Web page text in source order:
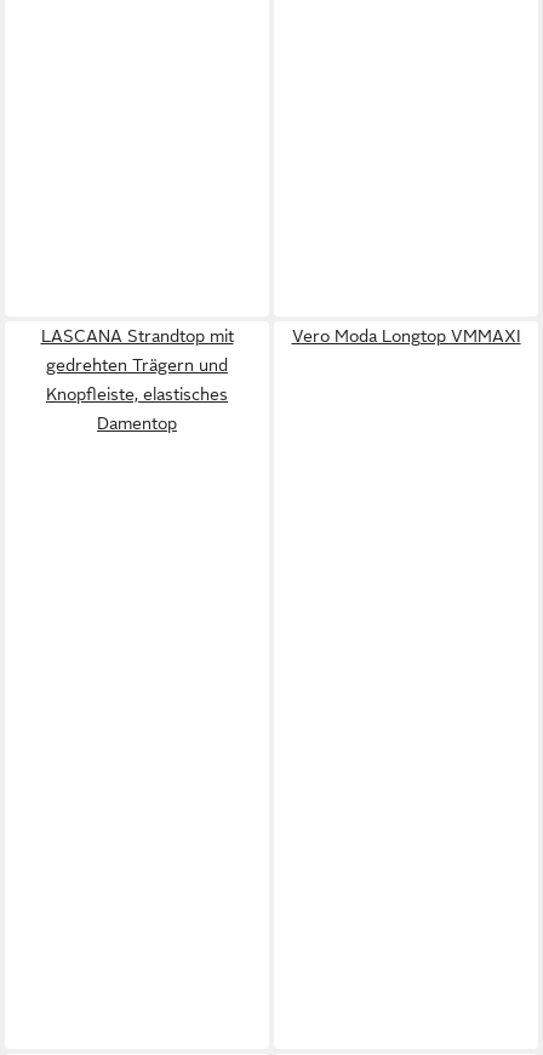
LASCANA Strandtop mit
gedrehten Trägern und
Knopfleiste, elastisches
Damentop
Vero Moda Longtop VMMAXI